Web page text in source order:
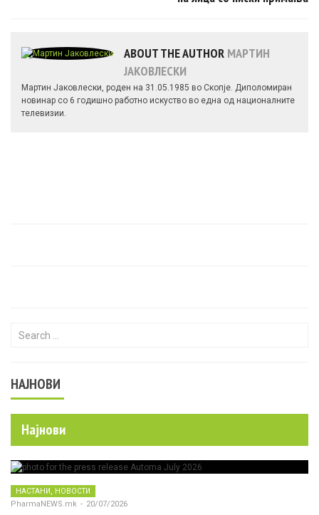
ABOUT THE AUTHOR МАРТИН
ЈАКОВЛЕСКИ
Мартин Јаковлески, роден на 31.05.1985 во Скопје. Диполомиран
новинар со 6 годишно работно искуство во една од националните
телевизии.
Search for:
НАЈНОВИ
Најнови
НАСТАНИ, НОВОСТИ
PharmaNEWS.mk - 20/07/2026